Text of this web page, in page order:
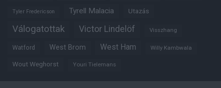
Tyler Fredericson Tyrell Malacia Utazás
Válogatottak Victor Lindelöf Visszhang
Watford West Brom West Ham Willy Kambwala
Wout Weghorst Youri Tielemans